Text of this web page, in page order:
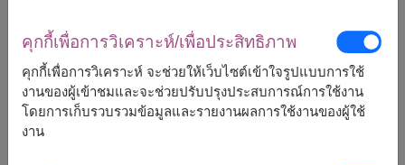
ตกแต่งด้วยดอกไม้ประดิษฐ์
คุกกี้เพื่อการวิเคราะห์/เพื่อประสิทธิภาพ
คุกกี้เพื่อการวิเคราะห์ จะช่วยให้เว็บไซต์เข้าใจรูปแบบการใช้
งานของผู้เข้าชมและจะช่วยปรับปรุงประสบการณ์การใช้งาน
โดยการเก็บรวบรวมข้อมูลและรายงานผลการใช้งานของผู้ใช้
งาน